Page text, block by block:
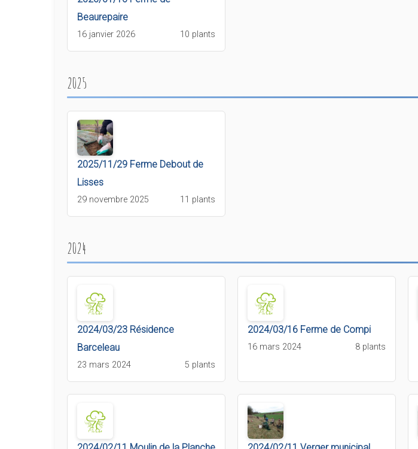
Beaurepaire
16 janvier 2026 10 plants
2025
2025/11/29 Ferme Debout de
Lisses
29 novembre 2025 11 plants
2024
2024/03/23 Résidence
Barceleau
23 mars 2024 5 plants
2024/03/16 Ferme de Compi
16 mars 2024 8 plants